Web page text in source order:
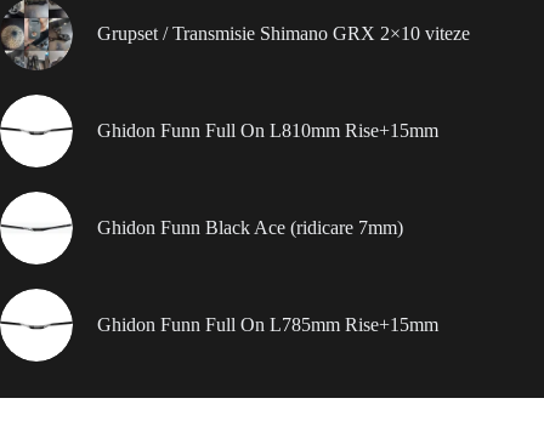
Grupset / Transmisie Shimano GRX 2×10 viteze
Ghidon Funn Full On L810mm Rise+15mm
Ghidon Funn Black Ace (ridicare 7mm)
Ghidon Funn Full On L785mm Rise+15mm